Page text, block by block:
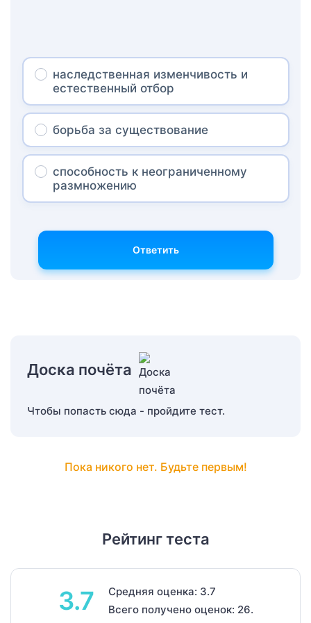
наследственная изменчивость и
естественный отбор
борьба за существование
способность к неограниченному
размножению
Ответить
Доска почёта
Чтобы попасть сюда - пройдите тест.
Пока никого нет. Будьте первым!
Рейтинг теста
3.7
Средняя оценка: 3.7
Всего получено оценок: 26.